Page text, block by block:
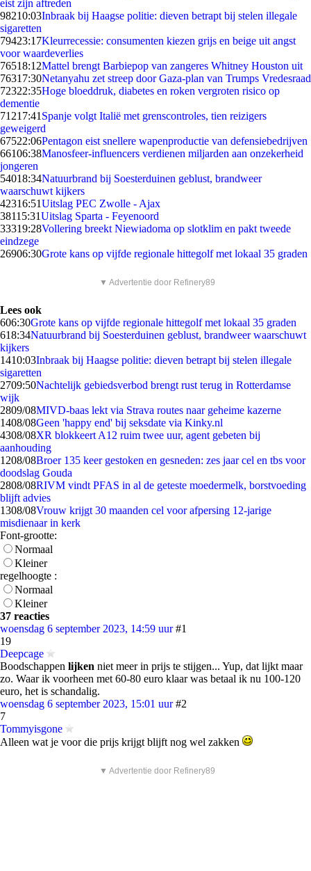
eist zijn aftreden
98210:03Inbraak bij Haagse politie: dieven betrapt bij stelen illegale
sigaretten
79423:17Kleurrecessie: consumenten kiezen grijs en beige uit angst
voor waardeverlies
76518:12Mattel brengt Barbiepop van zangeres Whitney Houston uit
76317:30Netanyahu zet streep door Gaza-plan van Trumps Vredesraad
72322:35Hoge bloeddruk, diabetes en roken vergroten risico op
dementie
71217:41 Spanje volgt Italië met grenscontroles, tien reizigers
geweigerd
67522:06Pentagon eist snellere wapenproductie van defensiebedrijven
66106:38Manosfeer-influencers verdienen miljarden aan onzekerheid
jongeren
54018:34Natuurbrand bij Soesterduinen geblust, brandweer
waarschuwt kijkers
42316:51Uitslag PEC Zwolle - Ajax
38115:31Uitslag Sparta - Feyenoord
33319:28Vollering breekt Niewiadoma op slotklim en pakt tweede
eindzege
26906:30Grote kans op vijfde regionale hittegolf met lokaal 35 graden
▼ Advertentie door Refinery89
Lees ook
606:30Grote kans op vijfde regionale hittegolf met lokaal 35 graden
618:34Natuurbrand bij Soesterduinen geblust, brandweer waarschuwt
kijkers
1410:03Inbraak bij Haagse politie: dieven betrapt bij stelen illegale
sigaretten
2709:50Nachtelijk gebiedsverbod brengt rust terug in Rotterdamse
wijk
2809/08MIVD-baas lekt via Strava routes naar geheime kazerne
1408/08Geen 'happy end' bij seksdate via Kinky.nl
4308/08XR blokkeert A12 ruim twee uur, agent gebeten bij
aanhouding
1208/08Broer 135 keer gestoken en gesneden: zes jaar cel en tbs voor
doodslag Gouda
2808/08RIVM vindt PFAS in al de geteste moedermelk, borstvoeding
blijft advies
1308/08Vrouw krijgt 30 maanden cel voor afpersing 12-jarige
misdienaar in kerk
Font-grootte:
Normaal
Kleiner
regelhoogte :
Normaal
Kleiner
37 reacties
woensdag 6 september 2023, 14:59 uur #1
19
Deepcage
Boodschappen lijken niet meer in prijs te stijgen... Yup, dat lijkt maar
zo. Waar ik voorheen met 60-80 euro klaar was betaal ik nu 100-120
euro, het is schandalig.
woensdag 6 september 2023, 15:01 uur #2
7
Tommyisgone
Alleen wat je voor die prijs krijgt blijft nog wel zakken
▼ Advertentie door Refinery89